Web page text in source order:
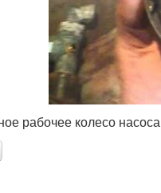
рабочее колесо насоса